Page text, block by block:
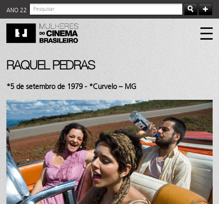
ANO 22
RAQUEL PEDRAS
*5 de setembro de 1979 - *Curvelo – MG